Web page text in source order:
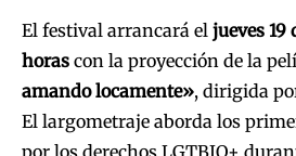
El festival arrancará el jueves 19
horas con la proyección de la
amando locamente», dirigida
El largometraje aborda los
por los derechos LGTBIQ+